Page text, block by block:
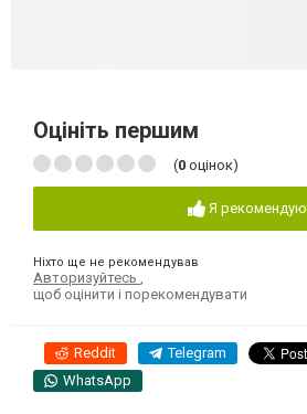
Оцініть першим
(0 оцінок)
Я рекомендую
Ніхто ще не рекомендував
Авторизуйтесь ,
щоб оцінити і порекомендувати
Reddit Telegram
WhatsApp